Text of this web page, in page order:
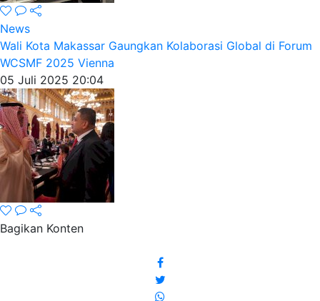
News
Wali Kota Makassar Gaungkan Kolaborasi Global di Forum
WCSMF 2025 Vienna
05 Juli 2025 20:04
Bagikan Konten